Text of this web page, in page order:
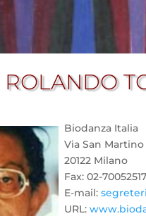
ROLANDO
Biodanza Italia
Via San Martino
20122 Milano
Fax: 02-
E-mail:
URL: